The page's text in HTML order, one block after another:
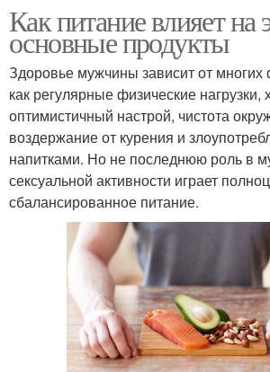
Как питание влияет на
основные продукты
Здоровье мужчины зависит от многих
как регулярные физические нагрузки,
оптимистичный настрой, чистота
воздержание от курения и
напитками. Но не последнюю роль в
сексуальной активности играет
сбалансированное питание.